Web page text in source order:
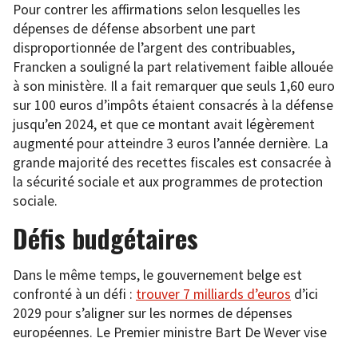
Pour contrer les affirmations selon lesquelles les
dépenses de défense absorbent une part
disproportionnée de l’argent des contribuables,
Francken a souligné la part relativement faible allouée
à son ministère. Il a fait remarquer que seuls 1,60 euro
sur 100 euros d’impôts étaient consacrés à la défense
jusqu’en 2024, et que ce montant avait légèrement
augmenté pour atteindre 3 euros l’année dernière. La
grande majorité des recettes fiscales est consacrée à
la sécurité sociale et aux programmes de protection
sociale.
Défis budgétaires
Dans le même temps, le gouvernement belge est
confronté à un défi : trouver 7 milliards d’euros d’ici
2029 pour s’aligner sur les normes de dépenses
européennes. Le Premier ministre Bart De Wever vise